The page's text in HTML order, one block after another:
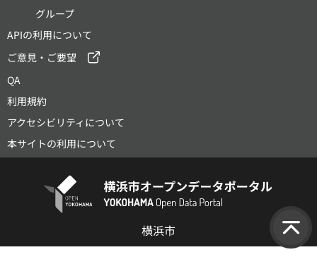
グループ
APIの利用について
ご意見・ご要望
QA
利用規約
アクセシビリティについて
本サイトの利用について
横浜市